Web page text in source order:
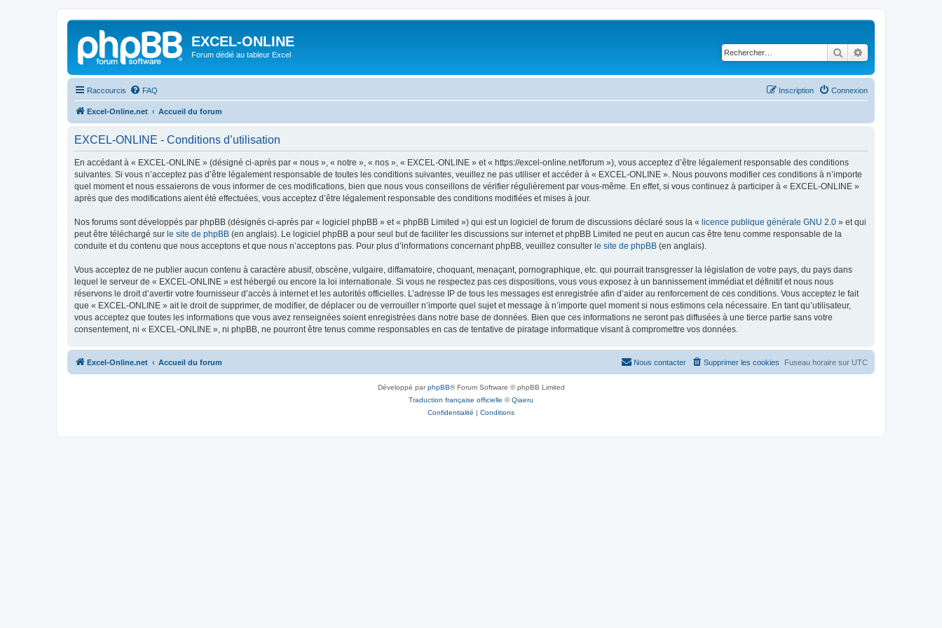
EXCEL-ONLINE
Forum dédié au tableur Excel Rechercher
Raccourcis FAQ Connexion
Inscription
Excel-Online.net Accueil du forum
EXCEL-ONLINE - Conditions d’utilisation
En accédant à « EXCEL-ONLINE » (désigné ci-après par « nous », « notre », « nos », « EXCEL-ONLINE » et « https://excel-online.net/forum »), vous acceptez d’être légalement responsable des conditions
suivantes. Si vous n’acceptez pas d’être légalement responsable de toutes les conditions suivantes, veuillez ne pas utiliser et accéder à « EXCEL-ONLINE ». Nous pouvons modifier ces conditions à n’importe
quel moment et nous essaierons de vous informer de ces modifications, bien que nous vous conseillons de vérifier régulièrement par vous-même. En effet, si vous continuez à participer à « EXCEL-ONLINE »
après que des modifications aient été effectuées, vous acceptez d’être légalement responsable des conditions modifiées et mises à jour.
Nos forums sont développés par phpBB (désignés ci-après par « logiciel phpBB » et « phpBB Limited ») qui est un logiciel de forum de discussions déclaré sous la « licence publique générale GNU 2.0 » et qui
peut être téléchargé sur le site de phpBB (en anglais). Le logiciel phpBB a pour seul but de faciliter les discussions sur internet et phpBB Limited ne peut en aucun cas être tenu comme responsable de la
conduite et du contenu que nous acceptons et que nous n’acceptons pas. Pour plus d’informations concernant phpBB, veuillez consulter le site de phpBB (en anglais).
Vous acceptez de ne publier aucun contenu à caractère abusif, obscène, vulgaire, diffamatoire, choquant, menaçant, pornographique, etc. qui pourrait transgresser la législation de votre pays, du pays dans
lequel le serveur de « EXCEL-ONLINE » est hébergé ou encore la loi internationale. Si vous ne respectez pas ces dispositions, vous vous exposez à un bannissement immédiat et définitif et nous nous
réservons le droit d’avertir votre fournisseur d’accès à internet et les autorités officielles. L’adresse IP de tous les messages est enregistrée afin d’aider au renforcement de ces conditions. Vous acceptez le fait
que « EXCEL-ONLINE » ait le droit de supprimer, de modifier, de déplacer ou de verrouiller n’importe quel sujet et message à n’importe quel moment si nous estimons cela nécessaire. En tant qu’utilisateur,
vous acceptez que toutes les informations que vous avez renseignées soient enregistrées dans notre base de données. Bien que ces informations ne seront pas diffusées à une tierce partie sans votre
consentement, ni « EXCEL-ONLINE », ni phpBB, ne pourront être tenus comme responsables en cas de tentative de piratage informatique visant à compromettre vos données.
Excel-Online.net Accueil du forum Fuseau horaire sur UTC
Supprimer les cookies
Nous contacter
Développé parphpBB® Forum Software © phpBB Limited
Traduction française officielle ©Qiaeru
Confidentialité | Conditions